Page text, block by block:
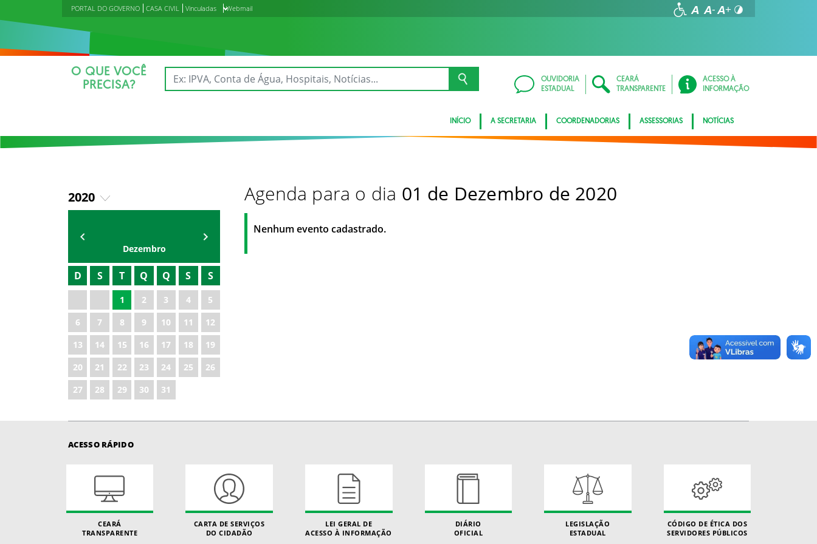
PORTAL DO GOVERNO CASA CIVIL Vinculadas Webmail
O QUE VOCÊ
PRECISA?
OUVIDORIA
ESTADUAL
CEARÁ
TRANSPARENTE
ACESSO À
INFORMAÇÃO
INÍCIO A SECRETARIA COORDENADORIAS ASSESSORIAS NOTÍCIAS
2020
2019
2021
2022
2023
2024
2025
2026
Dezembro
D S T Q Q S S
1 2 3 4
5
6
7 8 9 10 11
12
13
14 15 16 17 18
19
20
21 22 23 24 25
26
27
28 29 30 31
Agenda para o dia 01 de Dezembro de 2020
Nenhum evento cadastrado.
ACESSO RÁPIDO
CEARÁ
TRANSPARENTE
CARTA DE SERVIÇOS
DO CIDADÃO
LEI GERAL DE
ACESSO À INFORMAÇÃO
DIÁRIO
OFICIAL
LEGISLAÇÃO
ESTADUAL
CÓDIGO DE ÉTICA DOS
SERVIDORES PÚBLICOS